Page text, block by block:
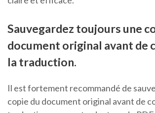
Sauvegardez toujours une
document original avant de
la traduction.
Il est fortement recommandé de
copie du document original avant de